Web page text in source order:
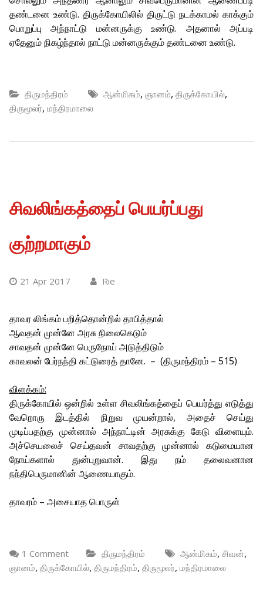
தண்டனை உண்டு. திருக்கோயிலில் திருட்டு நடக்காமல் காக்கும்
பொறுப்பு அந்நாட்டு மன்னருக்கு உண்டு. அதனால் அப்படி
ஏதேனும் நிகழ்ந்தால் நாட்டு மன்னருக்கும் தண்டனை உண்டு.
திருமந்திரம் ஆன்மிகம், ஞானம், திருக்கோயில்,
திருமூலர், மந்திரமாலை
சிவலிங்கத்தைப் பெயர்ப்பது
குற்றமாகும்
21 Apr 2017 Rie
தாவர லிங்கம் பறித்தொன்றில் தாபித்தால்
ஆவதன் முன்னே அரசு நிலைகெடும்
சாவதன் முன்னே பெருநோய் அடுத்திடும்
காவலன் பேர்நந்தி கட்டுரைத் தானே. – (திருமந்திரம் – 515)
விளக்கம்:
திருக்கோயில் ஒன்றில் உள்ள சிவலிங்கத்தைப் பெயர்த்து எடுத்து
வேறொரு இடத்தில் நிறுவ முயன்றால், அதைச் செய்து
முடிப்பதற்கு முன்னால் அந்நாட்டின் அரசுக்கு கேடு விளையும்.
அச்செயலைச் செய்தவன் சாவதற்கு முன்னால் கடுமையான
நோய்களால் துன்புறுவான். இது நம் தலைவனான
நந்திபெருமானின் ஆணையாகும்.
தாவரம் – அசையாத பொருள்
1 Comment திருமந்திரம் ஆன்மிகம், சிவன்,
ஞானம், திருக்கோயில், திருமந்திரம், திருமூலர், மந்திரமாலை